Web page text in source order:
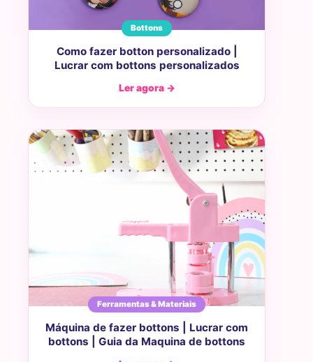
Bottons
Como fazer botton personalizado |
Lucrar com bottons personalizados
Ler agora →
Ferramentas & Materiais
Máquina de fazer bottons | Lucrar com
bottons | Guia da Maquina de bottons